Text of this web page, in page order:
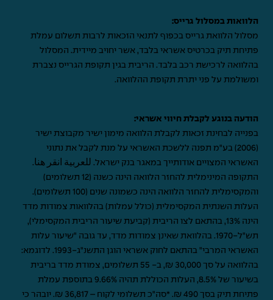
הלוואות במסלול גרייס:
מסלול הלוואת גרייס בכפוף לתנאי הזכאות לרבות תשלום עמלת
פתיחת תיק בכרטיס אשראי בלבד, אשר יחויב מיידית. המסלול
בהלוואה לרכישת רכב בלבד. הריבית בגין תקופת הגרייס נצברת
ומשולמת על פני יתרת תקופת ההלוואה.
הודעה בנוגע לקבלת חיווי אשראי:
בפנייה לבחינת זכאות לקבלת הלוואה מימון ישיר מקבוצת ישיר
(2006) בע"מ תפנה ללשכת האשראי על מנת לקבל את נתוני
האשראי המצויים אודותייך במאגר בנק ישראל. للعربية انقر هنا.
התקופה המינימלית להחזר הלוואה הינה כשנה (12 תשלומים)
והמקסימלית להחזר הלוואה הינה כשמונה שנים (100 תשלומים).
העלות השנתית המקסימלית (כולל עמלות) בהלוואות צמודות מדד
הינה 13%, בהתאם לצו הריבית (קביעת שיעור הריבית המקסימלי),
תש"ל-1970. בהלוואת שאינן צמודות מדד, עד גובה "שיעור עלות
האשראי המרבי" בהתאם לחוק אשראי הוגן התשנ"ג-1993. לדוגמא:
בהלוואה על סך 30,000 ₪, ב- 55 תשלומים, צמודת מדד בריבית
בשיעור של 8.5%, העלות הכוללת תהיה 9.66% בתוספת עמלת
פתיחת תיק בסך 490 ₪. *סה"כ תשלומי לקוח – 36,817 ₪. יובהר כי